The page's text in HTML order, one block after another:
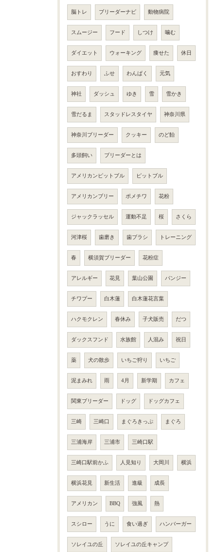
脳トレ ブリーダーナビ 動物病院
スムージー フード しつけ 噛む
ダイエット ウォーキング 痩せた 休日
おすわり ふせ わんぱく 元気
神社 ダッシュ ゆき 雪 雪かき
雪だるま スタッドレスタイヤ 神奈川県
神奈川ブリーダー クッキー のど飴
多頭飼い ブリーダーとは
アメリカンピットブル ピットブル
アメリカンブリー ポメチワ 花粉
ジャックラッセル 運動不足 桜 さくら
河津桜 歯磨き 歯ブラシ トレーニング
春 横須賀ブリーダー 花粉症
アレルギー 花見 葉山公園 パンジー
チワプー 白木蓮 白木蓮花言葉
ハクモクレン 春休み 子犬販売 だつ
ダックスフンド 水族館 人混み 祝日
薬 犬の散歩 いちご狩り いちご
泥まみれ 雨 4月 新学期 カフェ
関東ブリーダー ドッグ ドッグカフェ
三崎 三崎口 まぐろきっぷ まぐろ
三浦海岸 三浦市 三崎口駅
三崎口駅前かふ 人見知り 大岡川 横浜
横浜花見 新生活 進級 成長
アメリカン BBQ 強風 熱
スシロー うに 食い過ぎ ハンバーガー
ソレイユの丘 ソレイユの丘キャンプ